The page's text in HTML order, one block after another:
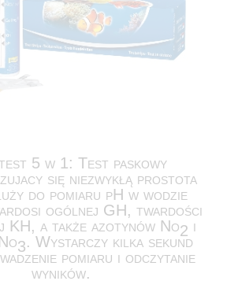
5 w 1: Test paskowy
się niezwykłą prostota
do pomiaru pH w wodzie
ogólnej GH, twardości
KH, a także azotynów No2 i
3. Wystarczy kilka sekund
pomiaru i odczytanie
wyników.